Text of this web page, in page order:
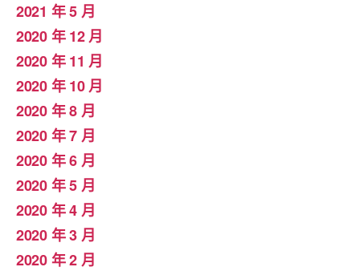
2021 年 5 月
2020 年 12 月
2020 年 11 月
2020 年 10 月
2020 年 8 月
2020 年 7 月
2020 年 6 月
2020 年 5 月
2020 年 4 月
2020 年 3 月
2020 年 2 月